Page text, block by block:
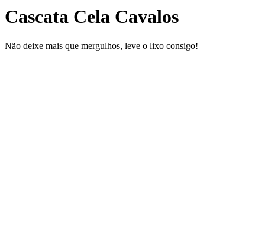
Cascata Cela Cavalos
Não deixe mais que mergulhos, leve o lixo consigo!